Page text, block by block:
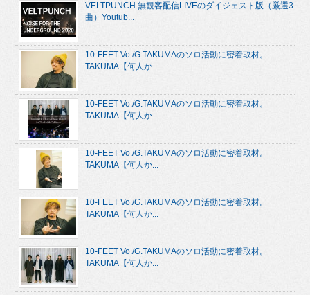
VELTPUNCH 無観客配信LIVEのダイジェスト版（厳選3
曲）Youtub...
10-FEET Vo./G.TAKUMAのソロ活動に密着取材。
TAKUMA【何人か...
10-FEET Vo./G.TAKUMAのソロ活動に密着取材。
TAKUMA【何人か...
10-FEET Vo./G.TAKUMAのソロ活動に密着取材。
TAKUMA【何人か...
10-FEET Vo./G.TAKUMAのソロ活動に密着取材。
TAKUMA【何人か...
10-FEET Vo./G.TAKUMAのソロ活動に密着取材。
TAKUMA【何人か...